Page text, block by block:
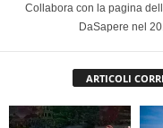
Collabora con la pagina
DaSapere nel
ARTICOLI